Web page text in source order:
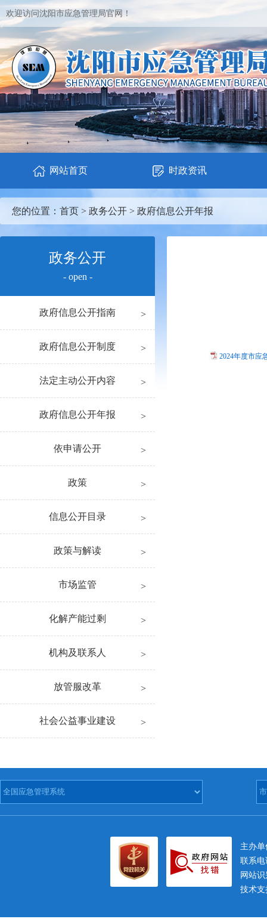
欢迎访问沈阳市应急管理局官网！
网站首页 时政资讯
您的位置： 首页 > 政务公开 > 政府信息公开年报
政务公开
- open -
政府信息公开指南
政府信息公开制度
法定主动公开内容
政府信息公开年报
依申请公开
政策
信息公开目录
政策与解读
市场监管
化解产能过剩
机构及联系人
放管服改革
社会公益事业建设
2024年度市应
主办
联系电
网站
技术